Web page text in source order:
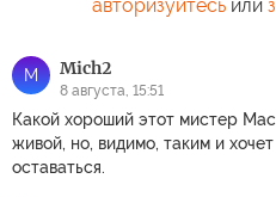
авторизуйтесьили
M Mich2
8 августа, 15:51
Какой хороший этот мистер
живой, но, видимо, таким и
оставаться.